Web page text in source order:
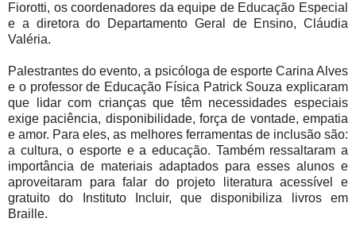
Fiorotti, os coordenadores da equipe de Educação Especial
e a diretora do Departamento Geral de Ensino, Cláudia
Valéria.
Palestrantes do evento, a psicóloga de esporte Carina Alves
e o professor de Educação Física Patrick Souza explicaram
que lidar com crianças que têm necessidades especiais
exige paciência, disponibilidade, força de vontade, empatia
e amor. Para eles, as melhores ferramentas de inclusão são:
a cultura, o esporte e a educação. Também ressaltaram a
importância de materiais adaptados para esses alunos e
aproveitaram para falar do projeto literatura acessível e
gratuito do Instituto Incluir, que disponibiliza livros em
Braille.